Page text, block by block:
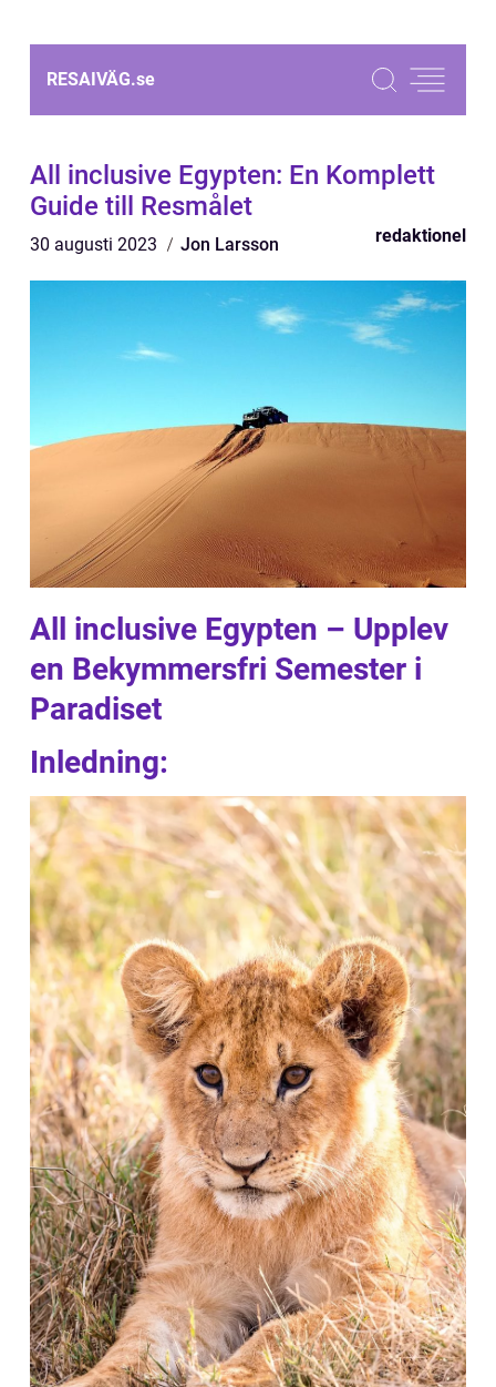
RESAIVÄG.se
All inclusive Egypten: En Komplett
Guide till Resmålet
30 augusti 2023 Jon Larsson redaktionel
All inclusive Egypten – Upplev
en Bekymmersfri Semester i
Paradiset
Inledning: